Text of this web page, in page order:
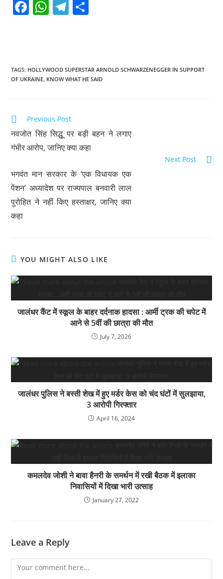
F
a
b
o
k
W
h
A
p
T
el
a
m
TAGS: HOLLYWOOD SUPERSTAR ARNOLD SCHWARZENEGGER IN SUPPORT
OF UKRAINE KNOW WHAT HE SAID
Previous Post
नवजोत सिंह सिद्धू पर बड़ी बहन ने लगाए
गंभीर आरोप, जानिए क्या कहा
Next Post
भगवंत मान सरकार के ‘एक विधायक एक
पेंशन’ अध्‍यादेश पर राज्यपाल बनवारी लाल
पुरोहित ने नहीं किए हस्ताक्षर, जानिए क्या
कहा
YOU MIGHT ALSO LIKE
जालंधर कैंट में स्कूल के बाहर दर्दनाक हादसा : आर्मी ट्रक की चपेट में
आने से 5वीं की छात्रा की मौत
July 7, 2026
जालंधर पुलिस ने बस्ती शेख में हुए मर्डर केस को चंद घंटों में सुलझाया,
3 आरोपी गिरफ्तार
April 16, 2024
कमलदेव जोशी ने बावा हैनरी के समर्थन में रखी बैठक में इलाका
निवासियों में दिखा भारी उत्साह
January 27, 2022
Leave a Reply